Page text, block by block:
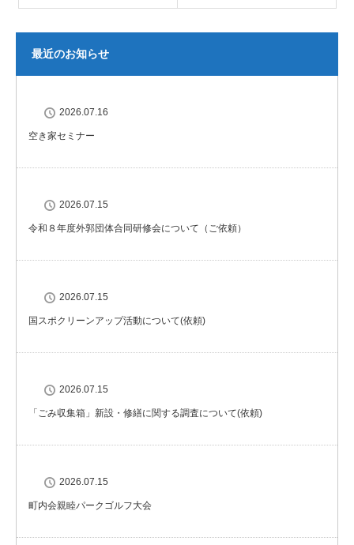
最近のお知らせ
2026.07.16
空き家セミナー
2026.07.15
令和８年度外郭団体合同研修会について（ご依頼）
2026.07.15
国スポクリーンアップ活動について(依頼)
2026.07.15
「ごみ収集箱」新設・修繕に関する調査について(依頼)
2026.07.15
町内会親睦パークゴルフ大会